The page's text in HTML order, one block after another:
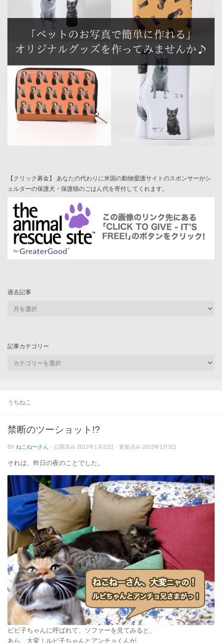
うちねこ
禁断のツーショット!?
BY ねこねーさん · 公開済み 2012年1月22日 · 更新済み 2022年1月3日
それは、昨日の夜のことでした。
ビビ子ちゃんに呼ばれて、ソファーを見てみると、
あら、大変！ルビ子ちゃんとアンチョくんが、
【クリック募金】 あなたの代わりに米国の動物愛護サイトのスポンサーがシ
ェルターの保護犬・保護猫のごはん代を寄付してくれます。
過去記事
記事カテゴリー
ゴ